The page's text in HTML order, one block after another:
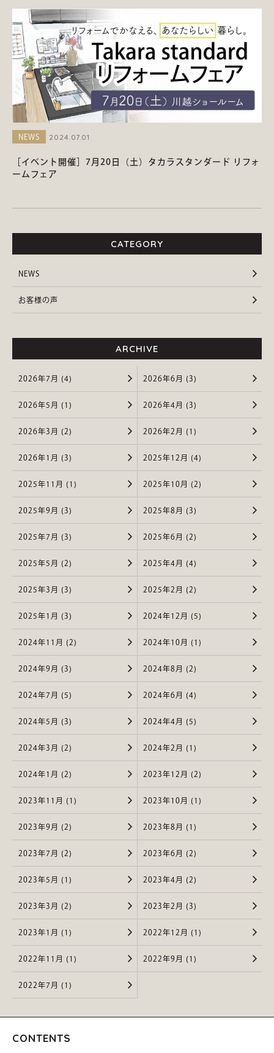
NEWS 2024.07.01
［イベント開催］7月20日（土）タカラスタンダード リフォ
ームフェア
CATEGORY
NEWS
お客様の声
ARCHIVE
2026年7月 (4) 2026年6月 (3)
2026年5月 (1) 2026年4月 (3)
2026年3月 (2) 2026年2月 (1)
2026年1月 (3) 2025年12月 (4)
2025年11月 (1) 2025年10月 (2)
2025年9月 (3) 2025年8月 (3)
2025年7月 (3) 2025年6月 (2)
2025年5月 (2) 2025年4月 (4)
2025年3月 (3) 2025年2月 (2)
2025年1月 (3) 2024年12月 (5)
2024年11月 (2) 2024年10月 (1)
2024年9月 (3) 2024年8月 (2)
2024年7月 (5) 2024年6月 (4)
2024年5月 (3) 2024年4月 (5)
2024年3月 (2) 2024年2月 (1)
2024年1月 (2) 2023年12月 (2)
2023年11月 (1) 2023年10月 (1)
2023年9月 (2) 2023年8月 (1)
2023年7月 (2) 2023年6月 (2)
2023年5月 (1) 2023年4月 (2)
2023年3月 (2) 2023年2月 (3)
2023年1月 (1) 2022年12月 (1)
2022年11月 (1) 2022年9月 (1)
2022年7月 (1)
CONTENTS